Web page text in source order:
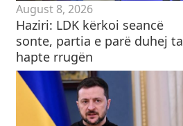
August 8, 2026
Haziri: LDK kërkoi seancë
sonte, partia e parë duhej ta
hapte rrugën